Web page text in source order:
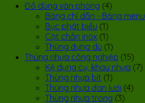
Đồ dùng văn phòng (4)
Bảng chỉ dẫn - Bảng menu
Bục phát biểu (1)
Cột chắn inox (1)
Thùng đựng dù (1)
Thùng nhựa công nghiệp (15)
Kệ dụng cụ, khay nhựa (7)
Thùng nhựa bít (1)
Thùng nhựa đan lưới (4)
Thùng nhựa trong (3)